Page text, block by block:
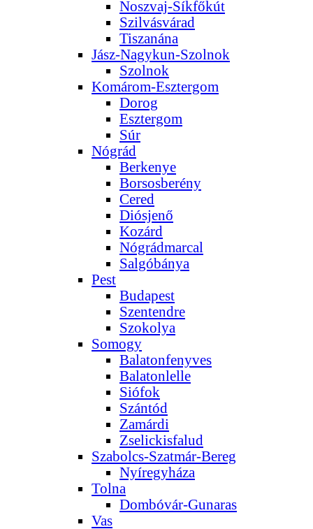
Noszvaj-Síkfőkút
Szilvásvárad
Tiszanána
Jász-Nagykun-Szolnok
Szolnok
Komárom-Esztergom
Dorog
Esztergom
Súr
Nógrád
Berkenye
Borsosberény
Cered
Diósjenő
Kozárd
Nógrádmarcal
Salgóbánya
Pest
Budapest
Szentendre
Szokolya
Somogy
Balatonfenyves
Balatonlelle
Siófok
Szántód
Zamárdi
Zselickisfalud
Szabolcs-Szatmár-Bereg
Nyíregyháza
Tolna
Dombóvár-Gunaras
Vas